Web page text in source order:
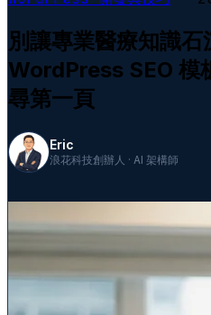
別讓專業醫療知識
WordPress SEO 模
尋第一頁
Eric
浪花科技創辦人 · AI 架構師